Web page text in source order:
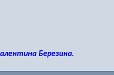
Березина.